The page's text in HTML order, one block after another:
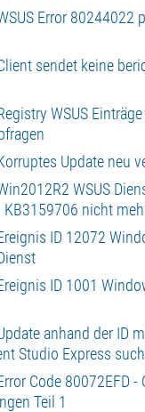
Error 80244022
sendet keine
WSUS
Update neu
WSUS
nicht
ID 12072
ID 1001
anhand der ID
Studio Express
Code 80072EFD
Teil 1